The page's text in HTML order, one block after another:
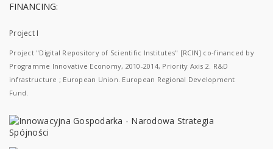
FINANCING:
Project I
Project "Digital Repository of Scientific Institutes" [RCIN] co-financed by
Programme Innovative Economy, 2010-2014, Priority Axis 2. R&D
infrastructure ; European Union. European Regional Development
Fund.